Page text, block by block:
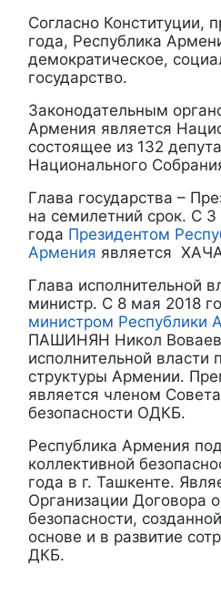
Согласно Конституции,
года, Республика
демократическое,
государство.
Законодательным
Армения является
состоящее из 132
Национального
Глава государства –
на семилетний срок. С
года Президентом
Армения является
Глава исполнительной
министр. С 8 мая 2018
министром Республики
ПАШИНЯН Никол
исполнительной власти
структуры Армении.
является членом
безопасности ОДКБ.
Республика Армения
коллективной
года в г. Ташкенте.
Организации Договора
безопасности,
основе и в развитие
ДКБ.